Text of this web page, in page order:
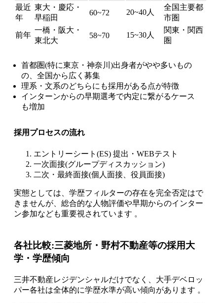
最近
年
東大・慶応・
早稲田
60~72 20~40人
全国主要都
市圏
前年
一橋・阪大・
東北大
58~70 15~30人
関東・関西
圏
首都圏(特に東京・神奈川)出身者がやや多いもの
の、全国から広く募集
理系・文系のどちらにも採用がある点が特徴
インターンからの早期選考で内定に繋がるケース
も増加
採用プロセスの流れ
エントリーシート(ES) 提出・WEBテスト
一次面接(グループディスカッション)
二次・最終面接(個人面接、役員面接)
実態としては、学歴フィルターの存在を完全否定はで
きませんが、総合的な人物評価や早期からのインター
ン参加なども重要視されています 。
各社比較:三菱地所・野村不動産等の採用大
学・学歴傾向
三井不動産レジデンシャルだけでなく、大手デベロッ
パー各社は全体的に学歴水準が高い傾向があります 。